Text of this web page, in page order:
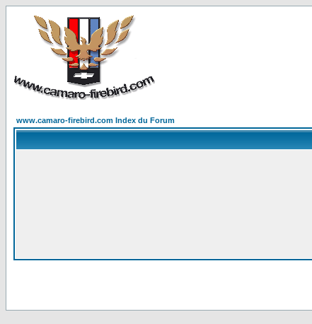
www.camaro-firebird.com Index du Forum